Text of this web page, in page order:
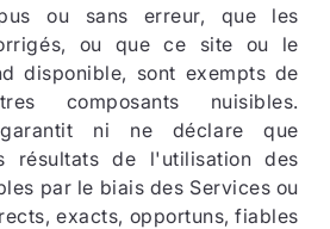
ou sans erreur, que les
ou que ce site ou le
disponible, sont exempts de
composants nuisibles.
ni ne déclare que
résultats de l'utilisation des
par le biais des Services ou
exacts, opportuns, fiables